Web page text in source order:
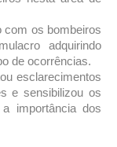
com os bombeiros
adquirindo
de ocorrências.
esclarecimentos
e sensibilizou os
importância dos